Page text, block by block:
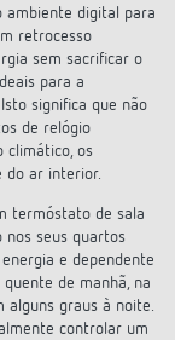
ambiente digital para
retrocesso
sem sacrificar o
para a
significa que não
de relógio
climático, os
do ar interior.
termóstato de sala
nos seus quartos
e dependente
de manhã, na
alguns graus à noite.
controlar um